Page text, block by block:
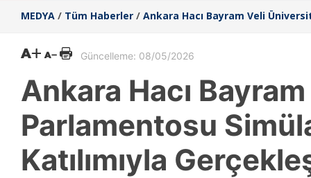
MEDYA / Tüm Haberler / Ankara Hacı Bayram Veli
Güncelleme: 08/05/2026
Ankara Hacı
Parlamentosu
Katılımıyla